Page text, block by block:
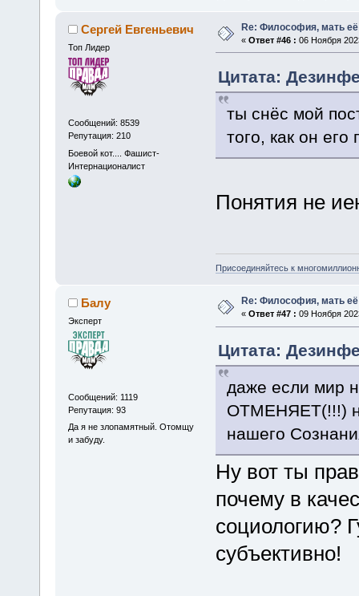
Сергей Евгеньевич
Топ Лидер
Сообщений: 8539
Репутация: 210
Боевой кот.... Фашист-
Интернационалист
Re: Философия, мать её
« Ответ #46 : 06 Ноября
Цитата:
ты снёс мой
того, как он
Понятия не
Присоединяйтесь к
Балу
Эксперт
Сообщений: 1119
Репутация: 93
Да я не злопамятный. Отомщу
и забуду.
Re: Философия, мать её
« Ответ #47 : 09 Ноября
Цитата:
даже если мир
ОТМЕНЯЕТ(!!!)
нашего
Ну вот ты
почему в
социологию?
субъективно!